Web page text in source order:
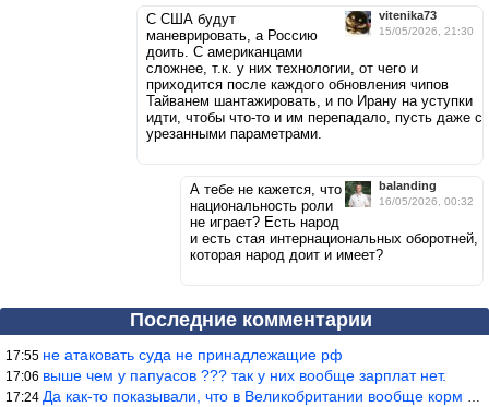
vitenika73
15/05/2026, 21:30
С США будут
маневрировать, а Россию
доить. С американцами
сложнее, т.к. у них технологии, от чего и
приходится после каждого обновления чипов
Тайванем шантажировать, и по Ирану на уступки
идти, чтобы что-то и им перепадало, пусть даже с
урезанными параметрами.
balanding
16/05/2026, 00:32
А тебе не кажется, что
национальность роли
не играет? Есть народ
и есть стая интернациональных оборотней,
которая народ доит и имеет?
Последние комментарии
17:55 не атаковать суда не принадлежащие рф
17:06 выше чем у папуасов ??? так у них вообще зарплат нет.
17:24 Да как-то показывали, что в Великобритании вообще корм для живот